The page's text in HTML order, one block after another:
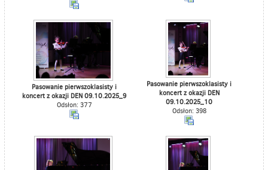
Pasowanie pierwszoklasisty i
koncert z okazji DEN 09.10.2025_9
Odsłon: 377
Pasowanie pierwszoklasisty i
koncert z okazji DEN
09.10.2025_10
Odsłon: 398